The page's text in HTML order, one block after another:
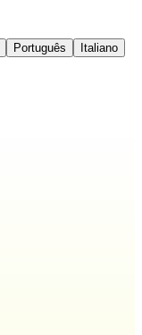
Português
Italiano